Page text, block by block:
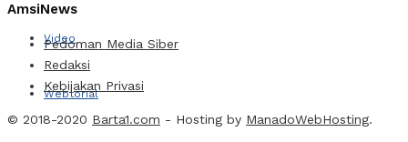
Video
Webtorial
AmsiNews
Pedoman Media Siber
Redaksi
Kebijakan Privasi
© 2018-2020 Barta1.com - Hosting by ManadoWebHosting.